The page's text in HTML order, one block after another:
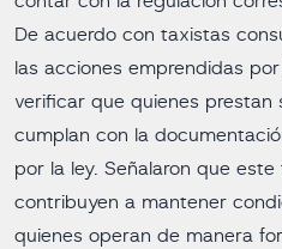
De acuerdo con taxistas
las acciones emprendidas
verificar que quienes
cumplan con la
por la ley. Señalaron que
contribuyen a mantener
quienes operan de manera